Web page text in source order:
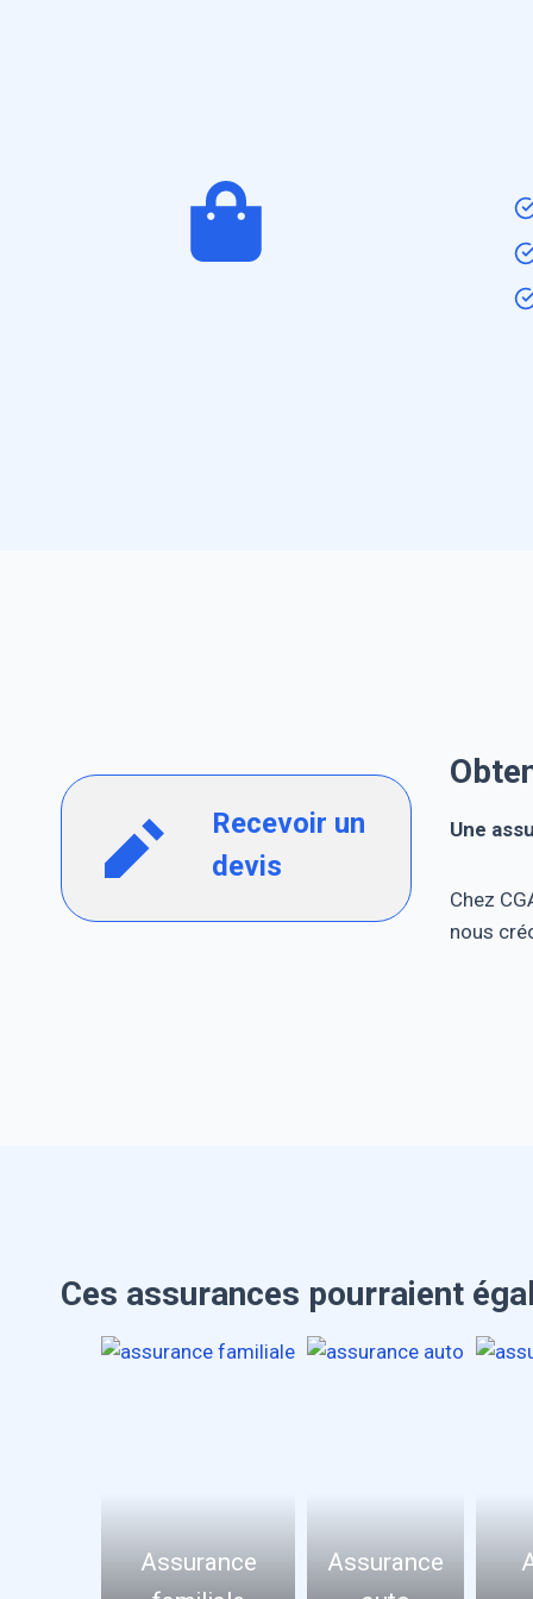
Recevoir un
devis
Une
Chez
nous
Ces assurances pourraient
Assurance
Assurance